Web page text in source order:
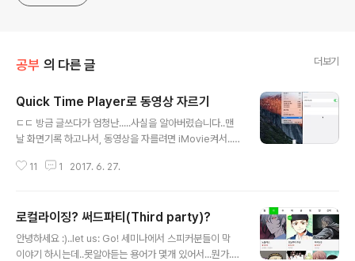
공부 의 다른 글 더보기
Quick Time Player로 동영상 자르기
ㄷㄷ 방금 글쓰다가 엄청난.....사실을 알아버렸습니다..맨
날 화면기록 하고나서, 동영상을 자를려면 iMovie켜서..자
았어요!! 자르고싶은 동영상을 클릭한 뒤, Quick Time Pl
니다 ㄷㄷ..단점은 "다듬기"기능을 통해 중간부분만을 자르
진 못하고, 저렇게 노란색 바가 옆에 있고, 활성화된 부분이
최종 동영상이라고 생각하시면됩니다. 화면을 보면서 조절
11 1 2017. 6. 27.
로컬라이징? 써드파티(Third party)?
안녕하세요 :)..let us: Go! 세미나에서 스피커분들이 막
이야기 하시는데..못알아듣는 용어가 몇개 있어서...뭔가...